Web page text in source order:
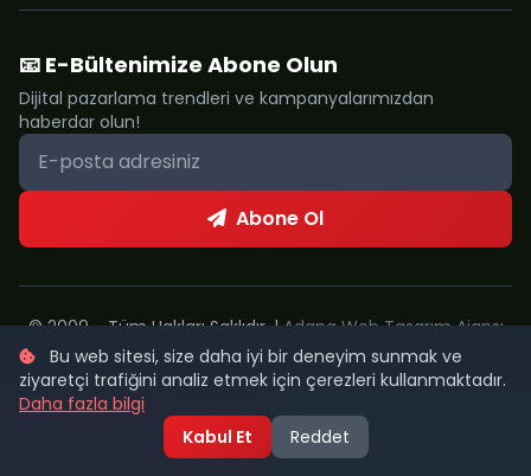
📧 E-Bültenimize Abone Olun
Dijital pazarlama trendleri ve kampanyalarımızdan
haberdar olun!
Abone Ol
© 2009 - Tüm Hakları Saklıdır. |Adana Web Tasarım Ajansı
Metropol Web
Şimdi Ara WhatsApp
Bu web sitesi, size daha iyi bir deneyim sunmak ve
ziyaretçi trafiğini analiz etmek için çerezleri kullanmaktadır.
Daha fazla bilgi
Kabul Et
Reddet